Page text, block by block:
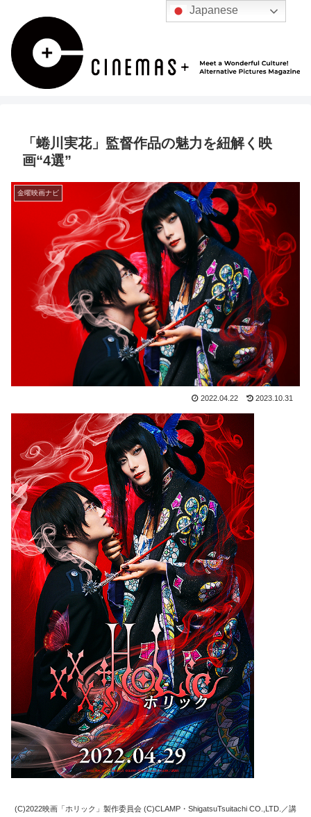
「蜷川実花」監督作品の魅力を紐解く映
画“4選”
金曜映画ナビ
2022.04.22 2023.10.31
(C)2022映画「ホリック」製作委員会 (C)CLAMP・ShigatsuTsuitachi CO.,LTD.／講
Japanese